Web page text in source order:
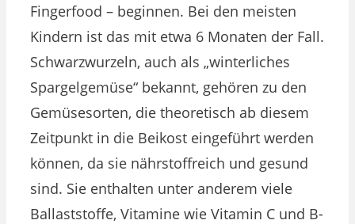
Fingerfood – beginnen. Bei den meisten
Kindern ist das mit etwa 6 Monaten der Fall.
Schwarzwurzeln, auch als „winterliches
Spargelgemüse“ bekannt, gehören zu den
Gemüsesorten, die theoretisch ab diesem
Zeitpunkt in die Beikost eingeführt werden
können, da sie nährstoffreich und gesund
sind. Sie enthalten unter anderem viele
Ballaststoffe, Vitamine wie Vitamin C und B-